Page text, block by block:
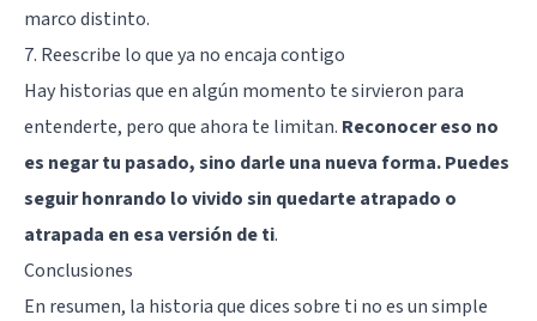
marco distinto.
7. Reescribe lo que ya no encaja contigo
Hay historias que en algún momento te sirvieron para
entenderte, pero que ahora te limitan. Reconocer eso no
es negar tu pasado, sino darle una nueva forma. Puedes
seguir honrando lo vivido sin quedarte atrapado o
atrapada en esa versión de ti.
Conclusiones
En resumen, la historia que dices sobre ti no es un simple